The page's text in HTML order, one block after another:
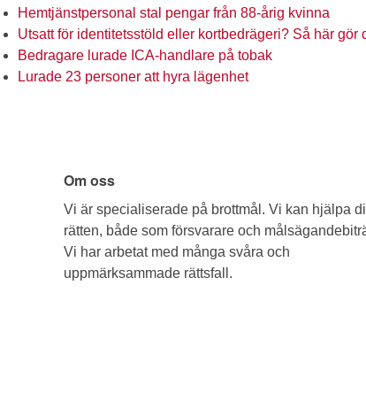
Hemtjänstpersonal stal pengar från 88-årig kvinna
Utsatt för identitetsstöld eller kortbedrägeri? Så här gör
Bedragare lurade ICA-handlare på tobak
Lurade 23 personer att hyra lägenhet
Om oss
Vi är specialiserade på brottmål. Vi kan hjälpa
rätten, både som försvarare och
Vi har arbetat med många svåra och
uppmärksammade rättsfall.